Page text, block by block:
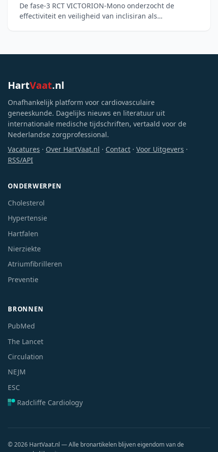
De fase-3 RCT VICTORION-Mono onderzocht de
effectiviteit en veiligheid van inclisiran als
HartVaat.nl
Onafhankelijk platform voor cardiovasculaire
geneeskunde. Dagelijks nieuws en literatuur uit
internationale medische tijdschriften, vertaald voor de
Nederlandse zorgprofessional.
Vacatures · Over HartVaat.nl · Contact · Voor Uitgevers ·
RSS/API
ONDERWERPEN
Cholesterol
Hypertensie
Hartfalen
Nierziekte
Atriumfibrilleren
Preventie
BRONNEN
PubMed
The Lancet
Circulation
NEJM
ESC
Radcliffe Cardiology
© 2026 HartVaat.nl — Alle bronartikelen blijven eigendom van de